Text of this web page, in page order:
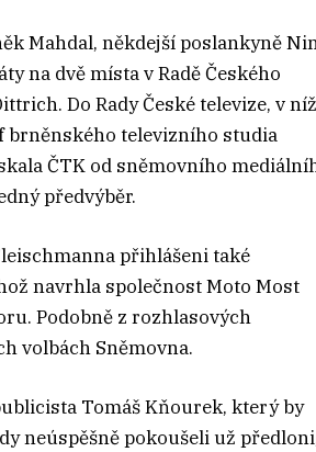
Mahdal, někdejší poslankyně
na dvě místa v Radě Českého
Do Rady České televize, v
brněnského televizního studia
ČTK od sněmovního
předvýběr.
přihlášeni také
navrhla společnost Moto Most
Podobně z rozhlasových
volbách Sněmovna.
Tomáš Kňourek, který by
neúspěšně pokoušeli už